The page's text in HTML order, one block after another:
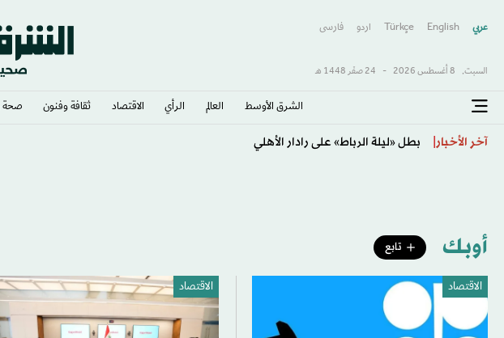
عربي English
Türkçe اردو فارسى
السبت, 8 أغسطس 2026 - 24 صفَر 1448 هـ
الشرق الأوسط​ العالم الرأي الاقتصاد ثقافة وفنون صحة
آخر الأخبار تشيلسي يهزم ميلان بثلاثية نظيفة وديّاً في جاكرتا
أوبك تابع
الاقتصاد الاقتصاد